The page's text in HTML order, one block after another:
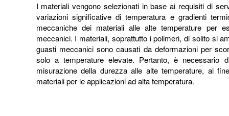
I materiali vengono selezionati in base ai requisiti di
variazioni significative di temperatura e gradienti
meccaniche dei materiali alle alte temperature per
meccanici. I materiali, soprattutto i polimeri, di solito si
guasti meccanici sono causati da deformazioni per
solo a temperature elevate. Pertanto, è necessario
misurazione della durezza alle alte temperature, al
materiali per le applicazioni ad alta temperatura.